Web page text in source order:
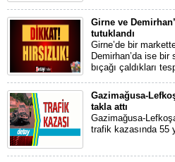
Girne ve
tutuklandı
Girne’de bir
Demirhan’da ise
bıçağı çaldıkları
Gazimağusa-
takla attı
Gazimağusa-
trafik kazasında 55